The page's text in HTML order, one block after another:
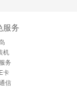
服务
机
务
卡
信